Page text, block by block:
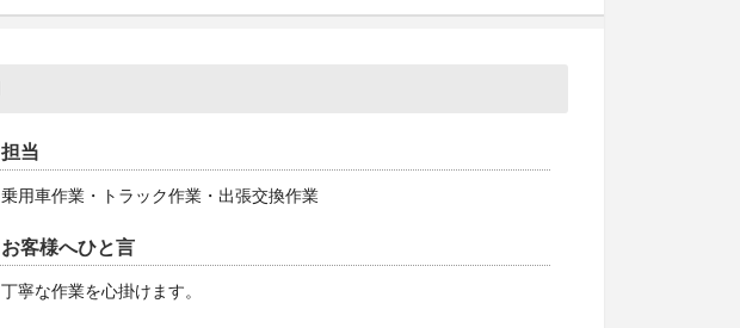
担当
乗用車作業・トラック作業・出張交換作業
お客様へひと言
丁寧な作業を心掛けます。